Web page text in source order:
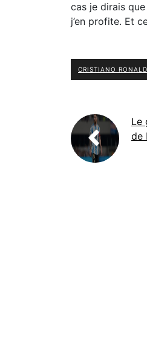
cas je dirais
j’en profite. Et
CRISTIANO
Le
de